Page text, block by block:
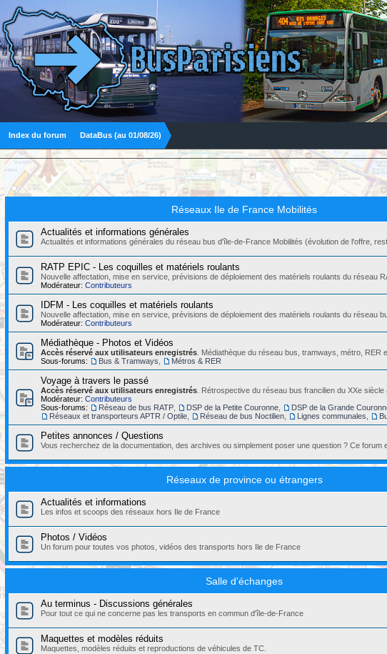
Index du forum DataBus (au 01/08/26)
Réseaux Ile de France Mobilités
Actualités et informations générales
Actualités et informations générales du réseau bus d'île-de-France Mobilités (évolution de l'offre,
RATP EPIC - Les coquilles et matériels roulants
Nouvelle affectation, mise en service, prévisions de déploiement des matériels roulants du réseau
Modérateur: Contributeurs
IDFM - Les coquilles et matériels roulants
Nouvelle affectation, mise en service, prévisions de déploiement des matériels roulants du réseau
Modérateur: Contributeurs
Médiathèque - Photos et Vidéos
Accès réservé aux utilisateurs enregistrés . Médiathèque du réseau bus, tramways, métro, RER
Sous-forums:
Bus & Tramways Métros & RER
Voyage à travers le passé
Accès réservé aux utilisateurs enregistrés . Rétrospective du réseau bus francilien du XXe siècle
Modérateur: Contributeurs
Sous-forums:
Réseau de bus RATP DSP de la Petite Couronne DSP de la Grande
Réseaux et transporteurs APTR / Optile
Réseau de bus Noctilien Lignes communales
Petites annonces / Questions
Vous recherchez de la documentation, des archives ou simplement poser une question ? Ce forum
Réseaux de province ou étrangers
Actualités et informations
Les infos et scoops des réseaux hors Ile de France
Photos / Vidéos
Un forum pour toutes vos photos, vidéos des transports hors Ile de France
Salle d'échanges
Au terminus - Discussions générales
Pour tout ce qui ne concerne pas les transports en commun d'île-de-France
Maquettes et modèles réduits
Maquettes, modèles réduits et reproductions de véhicules de TC.